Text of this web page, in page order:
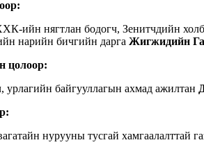
:
ийн нягтлан бодогч, Зенитчдийн
нарийн бичгийн дарга Жигжидийн
цолоор:
байгууллагын ахмад ажилтан
:
нурууны тусгай хамгаалалттай